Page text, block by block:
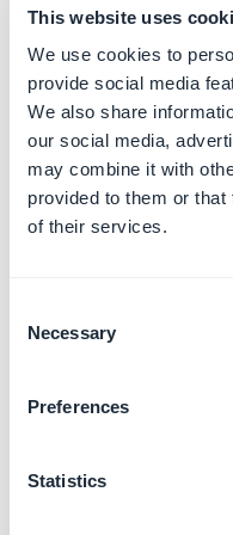
This website uses
We use cookies to
provide social media
We also share
our social media,
may combine it with
provided to them or
of their services.
Selection
Necessary
Preferences
Statistics
1. No menu deslizante
clique emPublicar >
2. Verifique se você
Próximo passoapós
O aplicativo Android
automaticamente
e iniciado em alguns
1. No menu deslizante
2. Verifique se você
A versão do iOS